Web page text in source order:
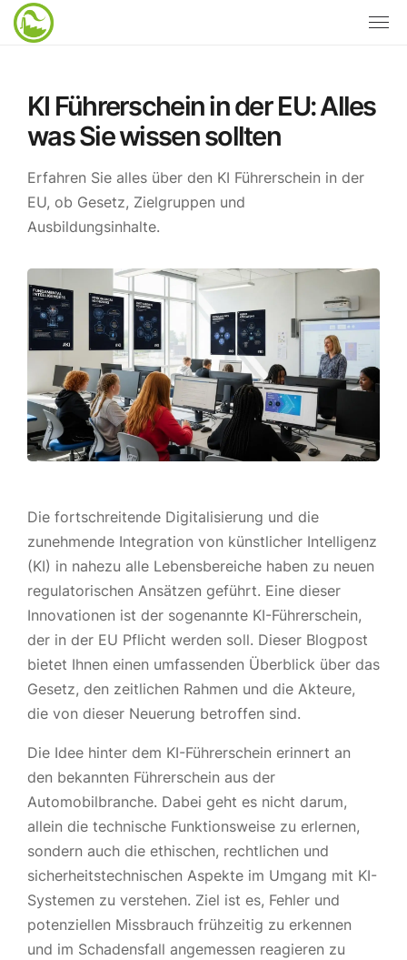
KI Führerschein in der EU: Alles
was Sie wissen sollten
Erfahren Sie alles über den KI Führerschein in der
EU, ob Gesetz, Zielgruppen und
Ausbildungsinhalte.
Die fortschreitende Digitalisierung und die
zunehmende Integration von künstlicher Intelligenz
(KI) in nahezu alle Lebensbereiche haben zu neuen
regulatorischen Ansätzen geführt. Eine dieser
Innovationen ist der sogenannte KI-Führerschein,
der in der EU Pflicht werden soll. Dieser Blogpost
bietet Ihnen einen umfassenden Überblick über das
Gesetz, den zeitlichen Rahmen und die Akteure,
die von dieser Neuerung betroffen sind.
Die Idee hinter dem KI-Führerschein erinnert an
den bekannten Führerschein aus der
Automobilbranche. Dabei geht es nicht darum,
allein die technische Funktionsweise zu erlernen,
sondern auch die ethischen, rechtlichen und
sicherheitstechnischen Aspekte im Umgang mit KI-
Systemen zu verstehen. Ziel ist es, Fehler und
potenziellen Missbrauch frühzeitig zu erkennen
und im Schadensfall angemessen reagieren zu